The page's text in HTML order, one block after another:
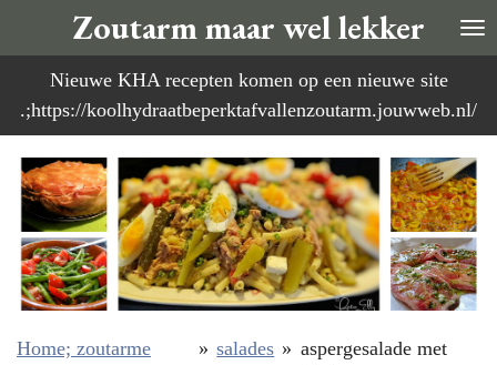
direct
naar
de
Zoutarm maar wel lekker
Nieuwe KHA recepten komen op een nieuwe site
.;https://koolhydraatbeperktafvallenzoutarm.jouwweb.nl/
Home; zoutarme
» salades » aspergesalade met